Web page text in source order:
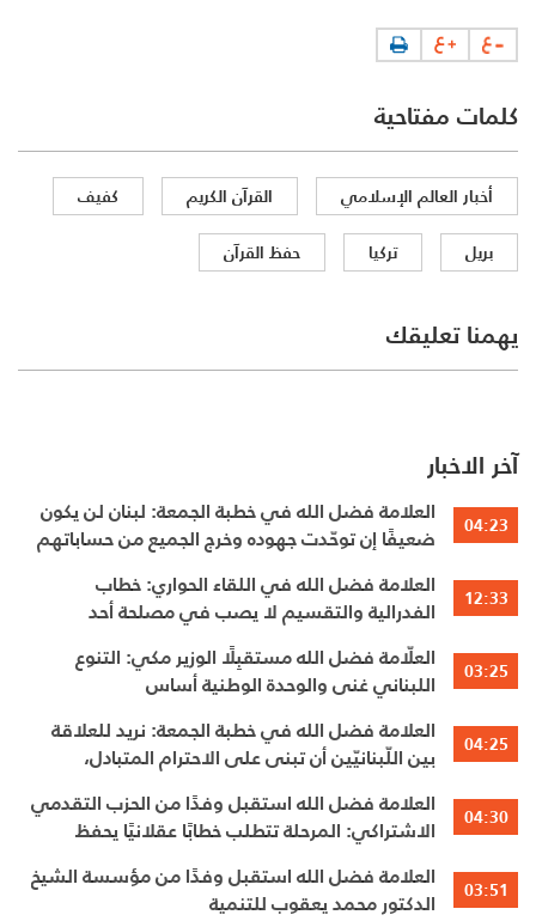
كلمات مفتاحية
أخبار العالم الإسلامي القرآن الكريم
كفيف
بريل
تركيا حفظ القرآن
يهمنا تعليقك
آخر الاخبار
04:23
العلامة فضل الله في خطبة الجمعة: لبنان لن يكون
ضعيفًا إن توحّدت جهوده وخرج الجميع من حساباتهم
12:33
العلامة فضل الله في اللقاء الحواري: خطاب
الفدرالية والتقسيم لا يصب في مصلحة أحد
03:25
العلّامة فضل الله مستقبِلًا الوزير مكي: التنوع
اللبناني غنى والوحدة الوطنية أساس
04:25
العلامة فضل الله في خطبة الجمعة: نريد للعلاقة
بين اللّبنانيّين أن تبنى على الاحترام المتبادل،
04:30
العلامة فضل الله استقبل وفدًا من الحزب التقدمي
الاشتراكي: المرحلة تتطلب خطابًا عقلانيًا يحفظ
03:51
العلامة فضل الله استقبل وفدًا من مؤسسة الشيخ
الدكتور محمد يعقوب للتنمية